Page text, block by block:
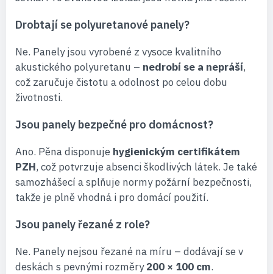
Drobtají se polyuretanové panely?
Ne. Panely jsou vyrobené z vysoce kvalitního
akustického polyuretanu – nedrobí se a nepráší,
což zaručuje čistotu a odolnost po celou dobu
životnosti.
Jsou panely bezpečné pro domácnost?
Ano. Pěna disponuje hygienickým certifikátem
PZH, což potvrzuje absenci škodlivých látek. Je také
samozhášecí a splňuje normy požární bezpečnosti,
takže je plně vhodná i pro domácí použití.
Jsou panely řezané z role?
Ne. Panely nejsou řezané na míru – dodávají se v
deskách s pevnými rozměry200 × 100 cm.